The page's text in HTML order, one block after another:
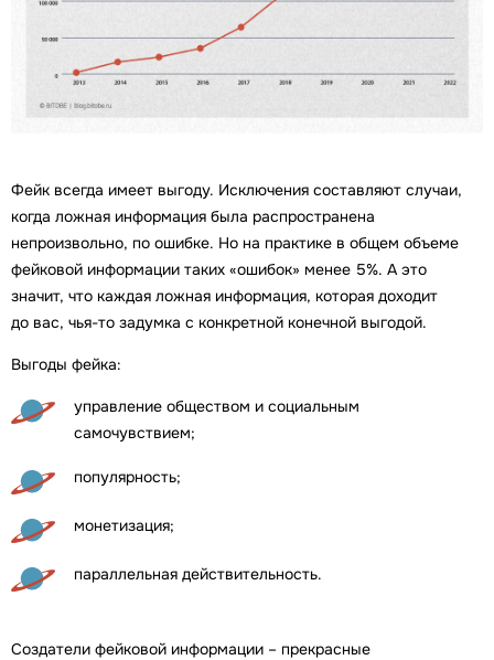
Фейк всегда имеет выгоду. Исключения составляют случаи,
когда ложная информация была распространена
непроизвольно, по ошибке. Но на практике в общем объеме
фейковой информации таких «ошибок» менее 5%. А это
значит, что каждая ложная информация, которая доходит
до вас, чья-то задумка с конкретной конечной выгодой.
Выгоды фейка:
управление обществом и социальным
самочувствием;
популярность;
монетизация;
параллельная действительность.
Создатели фейковой информации – прекрасные